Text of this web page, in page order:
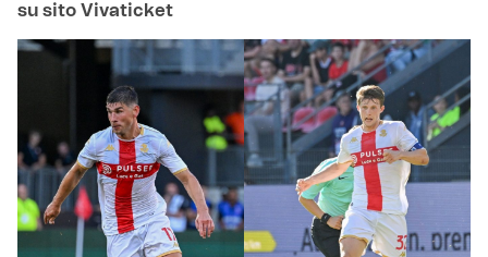
su sito Vivaticket